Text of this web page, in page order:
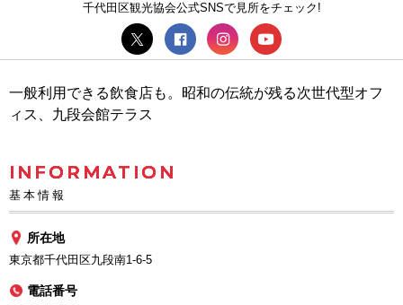
千代田区観光協会公式SNSで見所をチェック!
一般利用できる飲食店も。昭和の伝統が残る次世代型オフ
ィス、九段会館テラス
INFORMATION
基本情報
所在地
東京都千代田区九段南1-6-5
電話番号